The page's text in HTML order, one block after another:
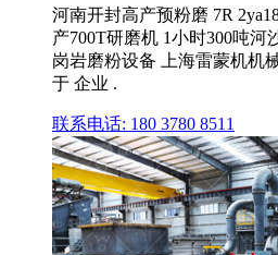
河南开封高产预粉磨 7R
产700T研磨机 1小时300吨河
岗岩磨粉设备 上海雷蒙机机
于 企业 .
联系电话: 180 3780 8511